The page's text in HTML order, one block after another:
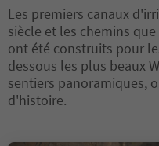
Les premiers canaux
siècle et les chemins
ont été construits pour
dessous les plus beaux
sentiers panoramiques,
d'histoire.